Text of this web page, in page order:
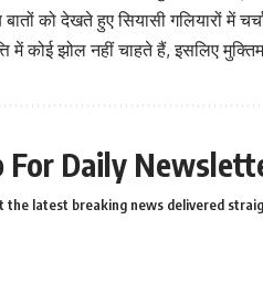
को देखते हुए सियासी गलियारों में
में कोई झोल नहीं चाहते हैं, इसलिए
For Daily
the latest breaking news delivered